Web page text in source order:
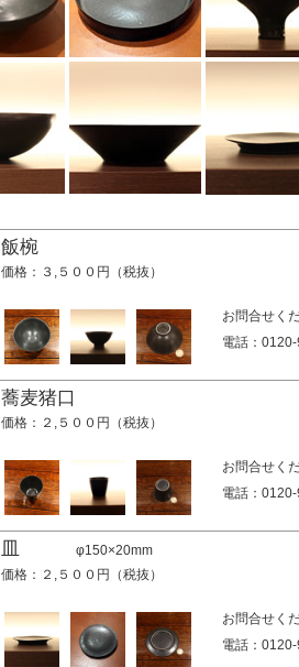
飯椀
価格：３,５００円（税抜）
お問合せく
電話：
蕎麦猪口
価格：２,５００円（税抜）
お問合せく
電話：
皿
φ150×20mm
価格：２,５００円（税抜）
お問合せく
電話：